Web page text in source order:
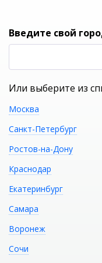
Акриловая
Введите свой
Или выберите из
Москва
Санкт-Петербург
Ростов-на-Дону
Краснодар
Екатеринбург
Самара
Воронеж
Сочи